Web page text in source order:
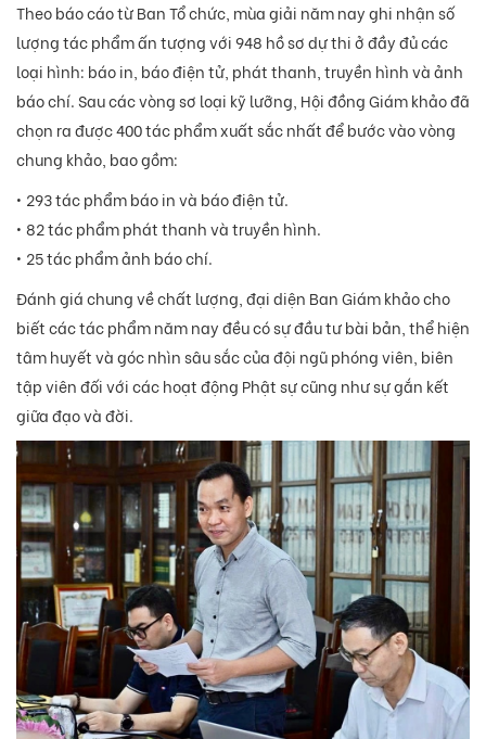
Theo báo cáo từ Ban Tổ chức, mùa giải năm nay ghi nhận số
lượng tác phẩm ấn tượng với 948 hồ sơ dự thi ở đầy đủ các
loại hình: báo in, báo điện tử, phát thanh, truyền hình và ảnh
báo chí. Sau các vòng sơ loại kỹ lưỡng, Hội đồng Giám khảo đã
chọn ra được 400 tác phẩm xuất sắc nhất để bước vào vòng
chung khảo, bao gồm:
• 293 tác phẩm báo in và báo điện tử.
• 82 tác phẩm phát thanh và truyền hình.
• 25 tác phẩm ảnh báo chí.
Đánh giá chung về chất lượng, đại diện Ban Giám khảo cho
biết các tác phẩm năm nay đều có sự đầu tư bài bản, thể hiện
tâm huyết và góc nhìn sâu sắc của đội ngũ phóng viên, biên
tập viên đối với các hoạt động Phật sự cũng như sự gắn kết
giữa đạo và đời.